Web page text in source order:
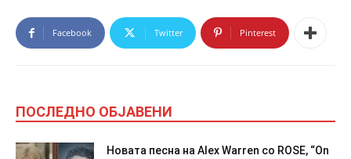
Facebook Twitter Pinterest
ПОСЛЕДНО ОБЈАВЕНИ
Новата песна на Alex Warren со ROSE, “On